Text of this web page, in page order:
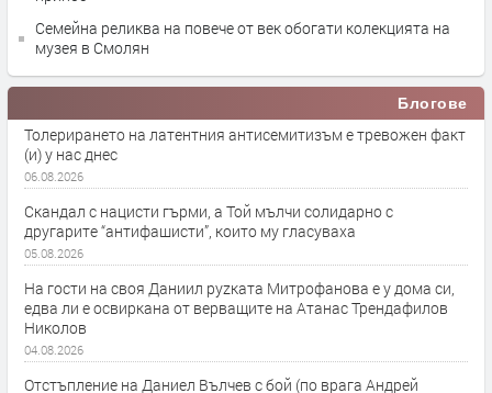
Семейна реликва на повече от век обогати колекцията на
музея в Смолян
Блогове
Толерирането на латентния антисемитизъм е тревожен факт
(и) у нас днес
06.08.2026
Скандал с нацисти гърми, а Той мълчи солидарно с
другарите “антифашисти”, които му гласуваха
05.08.2026
На гости на своя Даниил руzката Митрофанова е у дома си,
едва ли е освиркана от верващите на Атанас Трендафилов
Николов
04.08.2026
Отстъпление на Даниел Вълчев с бой (по врага Андрей